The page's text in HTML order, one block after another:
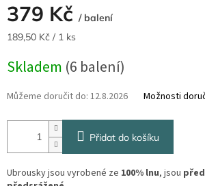
379 Kč / balení
Měrná
189,50 Kč / 1 ks
Skladem (6 balení)
Můžeme doručit do: 12.8.2026 Možnosti
Přidat do košíku
Ubrousky jsou vyrobené ze 100% lnu, jsou